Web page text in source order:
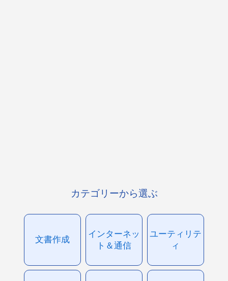
カテゴリーから選ぶ
文書作成
インターネッ
ト＆通信
ユーティリテ
ィ